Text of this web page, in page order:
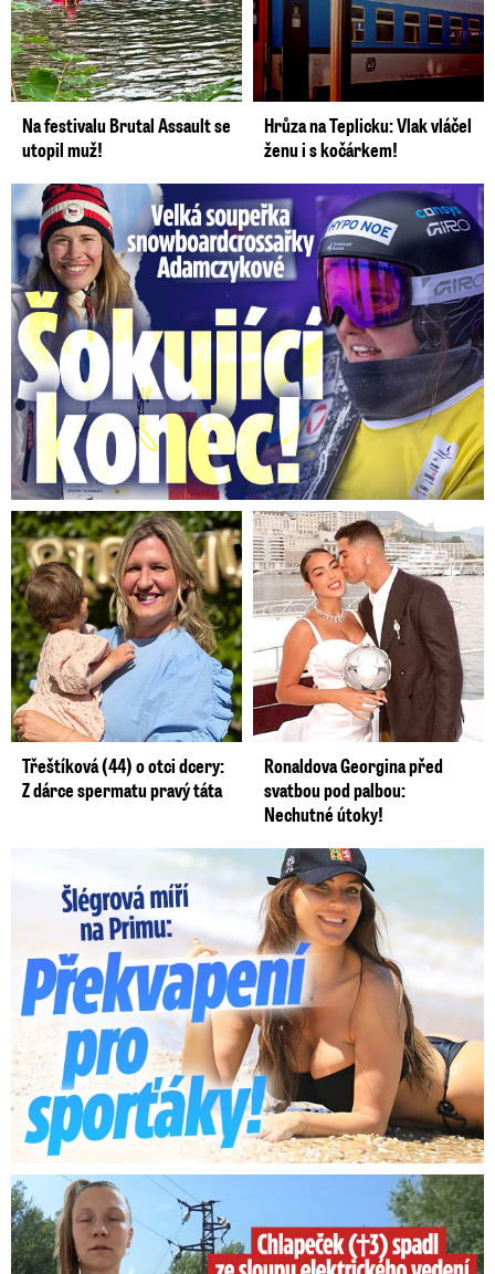
Na festivalu Brutal Assault se
utopil muž!
Hrůza na Teplicku: Vlak vláčel
ženu i s kočárkem!
Velká soupeřka Adamczykové: Šokující konec!
Třeštíková (44) o otci dcery:
Z dárce spermatu pravý táta
Ronaldova Georgina před
svatbou pod palbou:
Nechutné útoky!
Lucie Šlégrová míří na Primu. Překvapení pro sporťáky!
Smrtelný pád chlapce: Matka vydala vyjádření na 16 stran